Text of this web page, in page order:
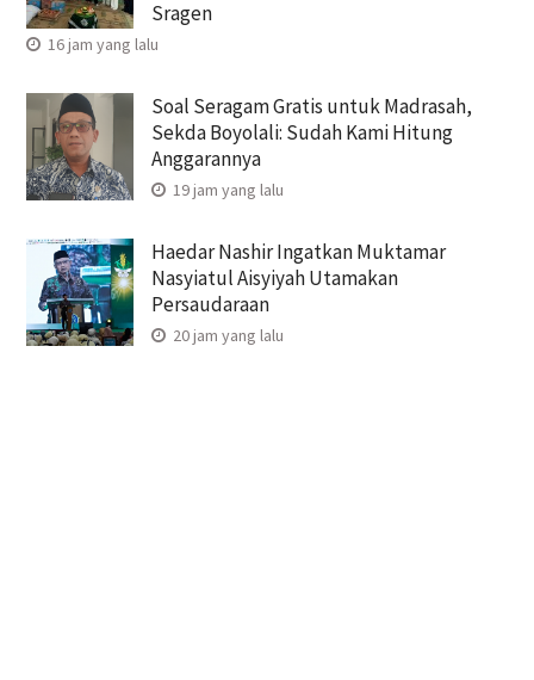
Sragen
16 jam yang lalu
Soal Seragam Gratis untuk Madrasah,
Sekda Boyolali: Sudah Kami Hitung
Anggarannya
19 jam yang lalu
Haedar Nashir Ingatkan Muktamar
Nasyiatul Aisyiyah Utamakan
Persaudaraan
20 jam yang lalu